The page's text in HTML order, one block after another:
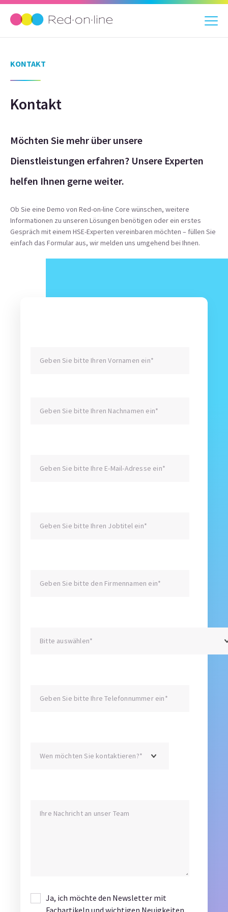
KONTAKT
Kontakt
Möchten Sie mehr über unsere
Dienstleistungen erfahren? Unsere Experten
helfen Ihnen gerne weiter.
Ob Sie eine Demo von Red-on-line Core wünschen, weitere
Informationen zu unseren Lösungen benötigen oder ein erstes
Gespräch mit einem HSE-Experten vereinbaren möchten – füllen Sie
einfach das Formular aus, wir melden uns umgehend bei Ihnen.
Ja, ich möchte den Newsletter mit
Fachartikeln und wichtigen Neuigkeiten